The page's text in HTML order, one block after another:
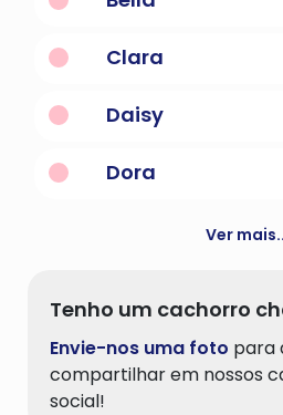
Clara
obcecado em
Daisy
abrem durante o dia,
Dora
Ver
Tenho um cachorro
Envie-nos uma foto para
compartilhar em nossos
social!